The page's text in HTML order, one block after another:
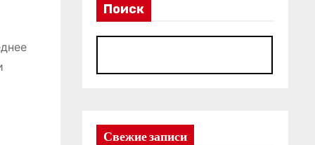
Поиск
Свежие записи